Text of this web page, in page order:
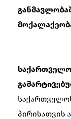
პირისათვის